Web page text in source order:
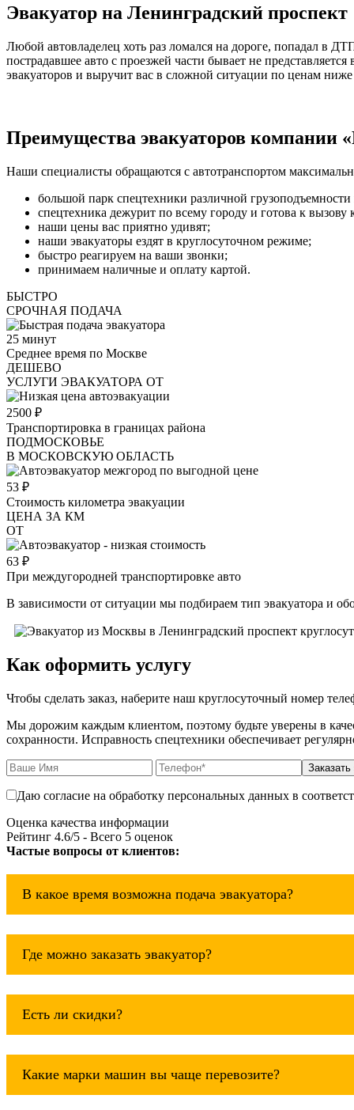
Эвакуатор на Ленинградский проспект
Любой автовладелец хоть раз ломался на дороге, попадал в
пострадавшее авто с проезжей части бывает не
эвакуаторов и выручит вас в сложной ситуации по ценам
Преимущества эвакуаторов компании
Наши специалисты обращаются с автотранспортом
большой парк спецтехники различной
спецтехника дежурит по всему городу и готова к вызову
наши цены вас приятно удивят;
наши эвакуаторы ездят в круглосуточном режиме;
быстро реагируем на ваши звонки;
принимаем наличные и оплату картой.
БЫСТРО
СРОЧНАЯ ПОДАЧА
25 минут
Среднее время по Москве
ДЕШЕВО
УСЛУГИ ЭВАКУАТОРА ОТ
2500 ₽
Транспортировка в границах района
ПОДМОСКОВЬЕ
В МОСКОВСКУЮ ОБЛАСТЬ
53 ₽
Стоимость километра эвакуации
ЦЕНА ЗА КМ
ОТ
63 ₽
При междугородней транспортировке авто
В зависимости от ситуации мы подбираем тип эвакуатора и
Как оформить услугу
Чтобы сделать заказ, наберите наш круглосуточный номер
Мы дорожим каждым клиентом, поэтому будьте уверены в
сохранности. Исправность спецтехники обеспечивает
Заказать
Даю согласие на обработку персональных данных в
Оценка качества информации
Рейтинг 4.6/5 - Всего 5 оценок
Частые вопросы от клиентов:
В какое время возможна подача эвакуатора?
Где можно заказать эвакуатор?
Есть ли скидки?
Какие марки машин вы чаще перевозите?